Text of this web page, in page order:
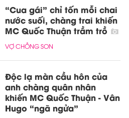
“Cua gái” chỉ tốn mỗi chai
nước suối, chàng trai khiến
MC Quốc Thuận trầm trồ
VỢ CHỒNG SON
Độc lạ màn cầu hôn của
anh chàng quân nhân
khiến MC Quốc Thuận - Vân
Hugo “ngã ngửa”